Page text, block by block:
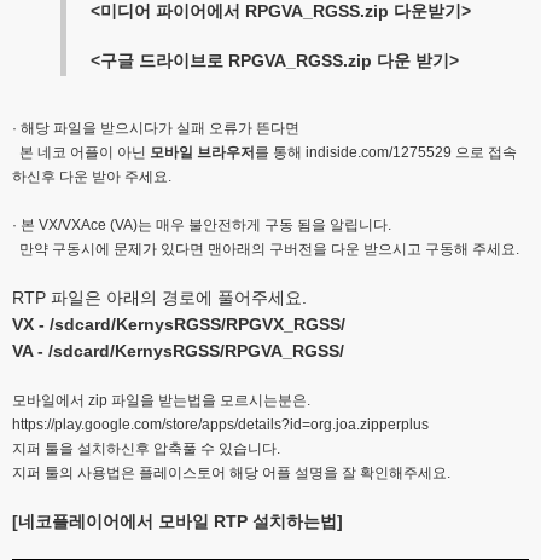
<미디어 파이어에서 RPGVA_RGSS.zip 다운받기>
<구글 드라이브로 RPGVA_RGSS.zip 다운 받기>
· 해당 파일을 받으시다가 실패 오류가 뜬다면
본 네코 어플이 아닌 모바일 브라우저 를 통해 indiside.com/1275529 으로 접속
하신후 다운 받아 주세요.
· 본 VX/VXAce (VA)는 매우 불안전하게 구동 됨을 알립니다.
만약 구동시에 문제가 있다면 맨아래의 구버전을 다운 받으시고 구동해 주세요.
RTP 파일은 아래의 경로에 풀어주세요.
VX - /sdcard/KernysRGSS/RPGVX_RGSS/
VA - /sdcard/KernysRGSS/RPGVA_RGSS/
모바일에서 zip 파일을 받는법을 모르시는분은.
https://play.google.com/store/apps/details?id=org.joa.zipperplus
지퍼 툴을 설치하신후 압축풀 수 있습니다.
지퍼 툴의 사용법은 플레이스토어 해당 어플 설명을 잘 확인해주세요.
[네코플레이어에서 모바일 RTP 설치하는법]